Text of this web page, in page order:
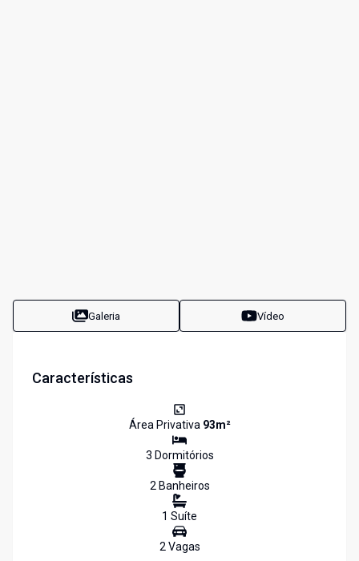
Galeria Vídeo
Características
Área Privativa 93m²
3 Dormitórios
2Banheiros
1 Suíte
2Vagas